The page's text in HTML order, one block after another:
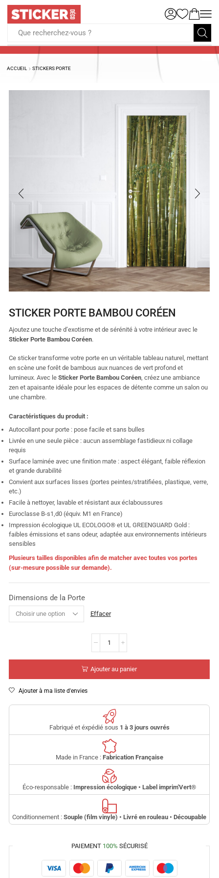
Que recherchez-vous ?
ACCUEIL STICKERS PORTE
STICKER PORTE BAMBOU CORÉEN
Ajoutez une touche d’exotisme et de sérénité à votre intérieur avec le
Sticker Porte Bambou Coréen.
Ce sticker transforme votre porte en un véritable tableau naturel, mettant
en scène une forêt de bambous aux nuances de vert profond et
lumineux. Avec le Sticker Porte Bambou Coréen, créez une ambiance
zen et apaisante idéale pour les espaces de détente comme un salon ou
une chambre.
Caractéristiques du produit :
Autocollant pour porte : pose facile et sans bulles
Livrée en une seule pièce : aucun assemblage fastidieux ni collage
requis
Surface laminée avec une finition mate : aspect élégant, faible réflexion
et grande durabilité
Convient aux surfaces lisses (portes peintes/stratifiées, plastique, verre,
etc.)
Facile à nettoyer, lavable et résistant aux éclaboussures
Euroclasse B-s1,d0 (équiv. M1 en France)
Impression écologique UL ECOLOGO® et UL GREENGUARD Gold :
faibles émissions et sans odeur, adaptée aux environnements intérieurs
sensibles
Plusieurs tailles disponibles afin de matcher avec toutes vos portes
(sur-mesure possible sur demande).
Dimensions de la Porte
Effacer
Ajouter au panier
Ajouter à ma liste d'envies
Fabriqué et éxpédié sous 1 à 3 jours ouvrés
Made in France : Fabrication Française
Éco-responsable : Impression écologique • Label imprim'Vert®
Conditionnement : Souple (film vinyle) • Livré en rouleau • Découpable
PAIEMENT 100% SÉCURISÉ